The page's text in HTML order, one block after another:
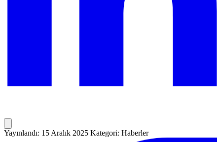
Yayınlandı: 15 Aralık 2025 Kategori: Haberler